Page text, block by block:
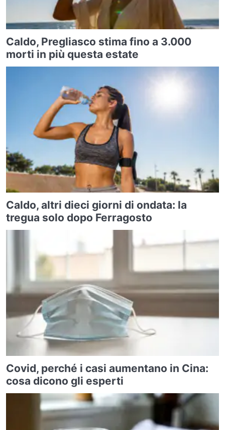
Caldo, Pregliasco stima fino a 3.000
morti in più questa estate
Caldo, altri dieci giorni di ondata: la
tregua solo dopo Ferragosto
Covid, perché i casi aumentano in Cina:
cosa dicono gli esperti